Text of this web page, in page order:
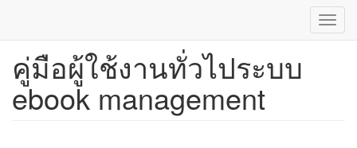
ข้าม
เนื้อหา
คู่มือผู้ใช้งานทั่วไประบบ
ebook management